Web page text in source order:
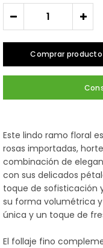
- +
Comprar producto
Este lindo ramo floral
rosas importadas,
combinación de
con sus delicados
toque de sofisticación
su forma volumétrica
única y un toque de
El follaje fino